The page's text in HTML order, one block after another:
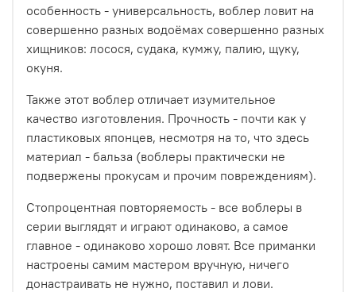
особенность - универсальность, воблер ловит на
совершенно разных водоёмах совершенно разных
хищников: лосося, судака, кумжу, палию, щуку,
окуня.
Также этот воблер отличает изумительное
качество изготовления. Прочность - почти как у
пластиковых японцев, несмотря на то, что здесь
материал - бальза (воблеры практически не
подвержены прокусам и прочим повреждениям).
Стопроцентная повторяемость - все воблеры в
серии выглядят и играют одинаково, а самое
главное - одинаково хорошо ловят. Все приманки
настроены самим мастером вручную, ничего
донастраивать не нужно, поставил и лови.